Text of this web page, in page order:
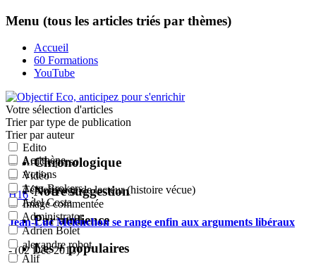
Menu (tous les articles triés par thèmes)
Accueil
60 Formations
YouTube
Votre sélection d'articles
Trier par type de publication
Edito
Article perso
Vidéo
Témoignage de lecteur (histoire vécue)
Image commentée
Trier par auteur
Acrithène
Actions
Actu-Brokers
Adel Costa
Administrator
Adrien Bolet
alexandre robot
Alif
Chronologique
Notre suggestion
Par audience
Les + populaires
H16:
Jean-Luc Mélenchon se range enfin aux arguments libéraux
- (02 Déc 2013)